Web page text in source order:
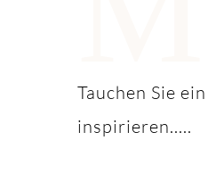
Tauchen Sie
inspirieren.....